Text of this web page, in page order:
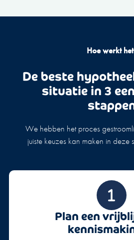
Hoe werkt
De beste
situatie in 3
We hebben het proces
juiste keuzes kan maken in
Plan een